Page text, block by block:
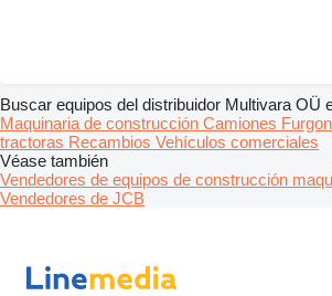
Buscar equipos del distribuidor Multivara OÜ
Maquinaria de construcción Camiones
tractoras Recambios Vehículos comerciales
Véase también
Vendedores de equipos de construcción
Vendedores de JCB